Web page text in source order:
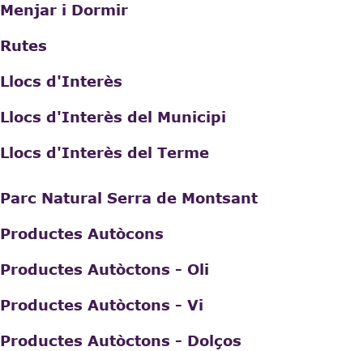
Menjar i Dormir
Rutes
Llocs d'Interès
Llocs d'Interès del Municipi
Llocs d'Interès del Terme
Parc Natural Serra de Montsant
Productes Autòcons
Productes Autòctons - Oli
Productes Autòctons - Vi
Productes Autòctons - Dolços